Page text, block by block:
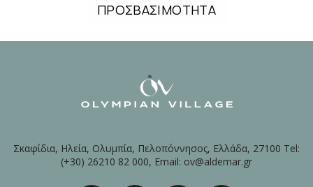
ΠΡΟΣΒΑΣΙΜΟΤΗΤΑ
Σκαφίδια, Ηλεία, Ολυμπία, Πελοπόννησος, Ελλάδα, 27100 Tel:
(+30) 26210 82 000, Email: ov@aldemar.gr